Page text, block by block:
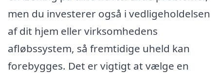
men du investerer også i vedligeholdelsen
af dit hjem eller virksomhedens
afløbssystem, så fremtidige uheld kan
forebygges. Det er vigtigt at vælge en